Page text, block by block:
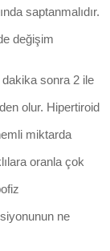
saptanmalıdır.
değişim
sonra 2 ile
olur. Hipertiroid
miktarda
oranla çok
ne